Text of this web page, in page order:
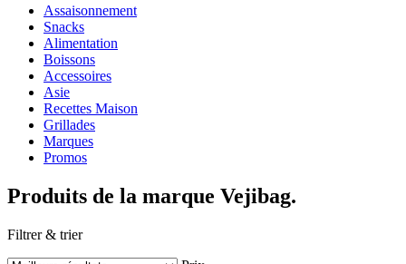
Assaisonnement
Snacks
Alimentation
Boissons
Accessoires
Asie
Recettes Maison
Grillades
Marques
Promos
Produits de la marque Vejibag.
Filtrer & trier